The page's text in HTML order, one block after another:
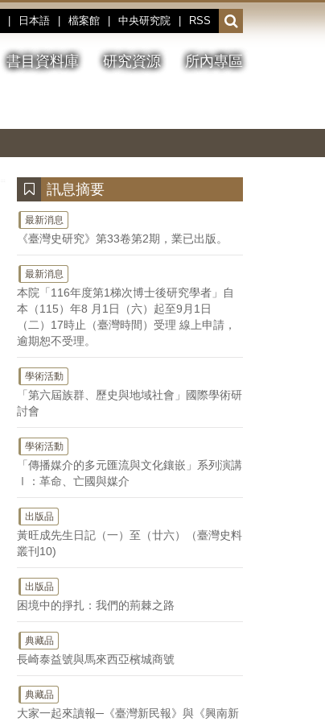
日本語 檔案館 中央研究院 RSS
開
啟
或
收
書目資料庫 研究資源 所內專區
停、
圖
圖
結
訊息摘要
最新消息
《臺灣史研究》第33卷第2期，業已出版。
最新消息
本院「116年度第1梯次博士後研究學者」自
本（115）年8 月1日（六）起至9月1日
（二）17時止（臺灣時間）受理 線上申請，
逾期恕不受理。
學術活動
「第六屆族群、歷史與地域社會」國際學術研
討會
學術活動
「傳播媒介的多元匯流與文化鑲嵌」系列演講
Ⅰ：革命、亡國與媒介
出版品
黃旺成先生日記（一）至（廿六）（臺灣史料
叢刊10)
出版品
困境中的掙扎：我們的荊棘之路
典藏品
長崎泰益號與馬來西亞檳城商號
典藏品
大家一起來讀報─《臺灣新民報》與《興南新